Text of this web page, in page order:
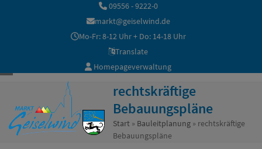
09556 - 9222-0
markt@geiselwind.de
Mo-Fr: 8-12 Uhr + Do: 14-18 Uhr
Translate
Homepageverwaltung
mobile
menu
mobile
menu
rechtskräftige
Bebauungspläne
Start» Bauleitplanung» rechtskräftige
Bebauungspläne